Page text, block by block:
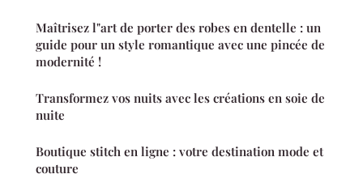
Maîtrisez l"art de porter des robes en dentelle : un
guide pour un style romantique avec une pincée de
modernité !
Transformez vos nuits avec les créations en soie de
nuite
Boutique stitch en ligne : votre destination mode et
couture